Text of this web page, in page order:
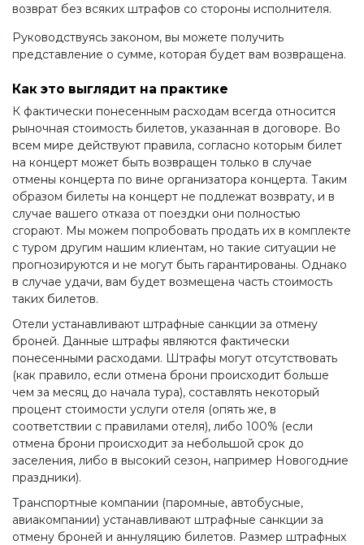
возврат без всяких штрафов со стороны исполнителя.
Руководствуясь законом, вы можете получить
представление о сумме, которая будет вам возвращена.
Как это выглядит на практике
К фактически понесенным расходам всегда относится
рыночная стоимость билетов, указанная в договоре. Во
всем мире действуют правила, согласно которым билет
на концерт может быть возвращен только в случае
отмены концерта по вине организатора концерта. Таким
образом билеты на концерт не подлежат возврату, и в
случае вашего отказа от поездки они полностью
сгорают. Мы можем попробовать продать их в комплекте
с туром другим нашим клиентам, но такие ситуации не
прогнозируются и не могут быть гарантированы. Однако
в случае удачи, вам будет возмещена часть стоимость
таких билетов.
Отели устанавливают штрафные санкции за отмену
броней. Данные штрафы являются фактически
понесенными расходами. Штрафы могут отсутствовать
(как правило, если отмена брони происходит больше
чем за месяц до начала тура), составлять некоторый
процент стоимости услуги отеля (опять же, в
соответствии с правилами отеля), либо 100% (если
отмена брони происходит за небольшой срок до
заселения, либо в высокий сезон, например Новогодние
праздники).
Транспортные компании (паромные, автобусные,
авиакомпании) устанавливают штрафные санкции за
отмену броней и аннуляцию билетов. Размер штрафных